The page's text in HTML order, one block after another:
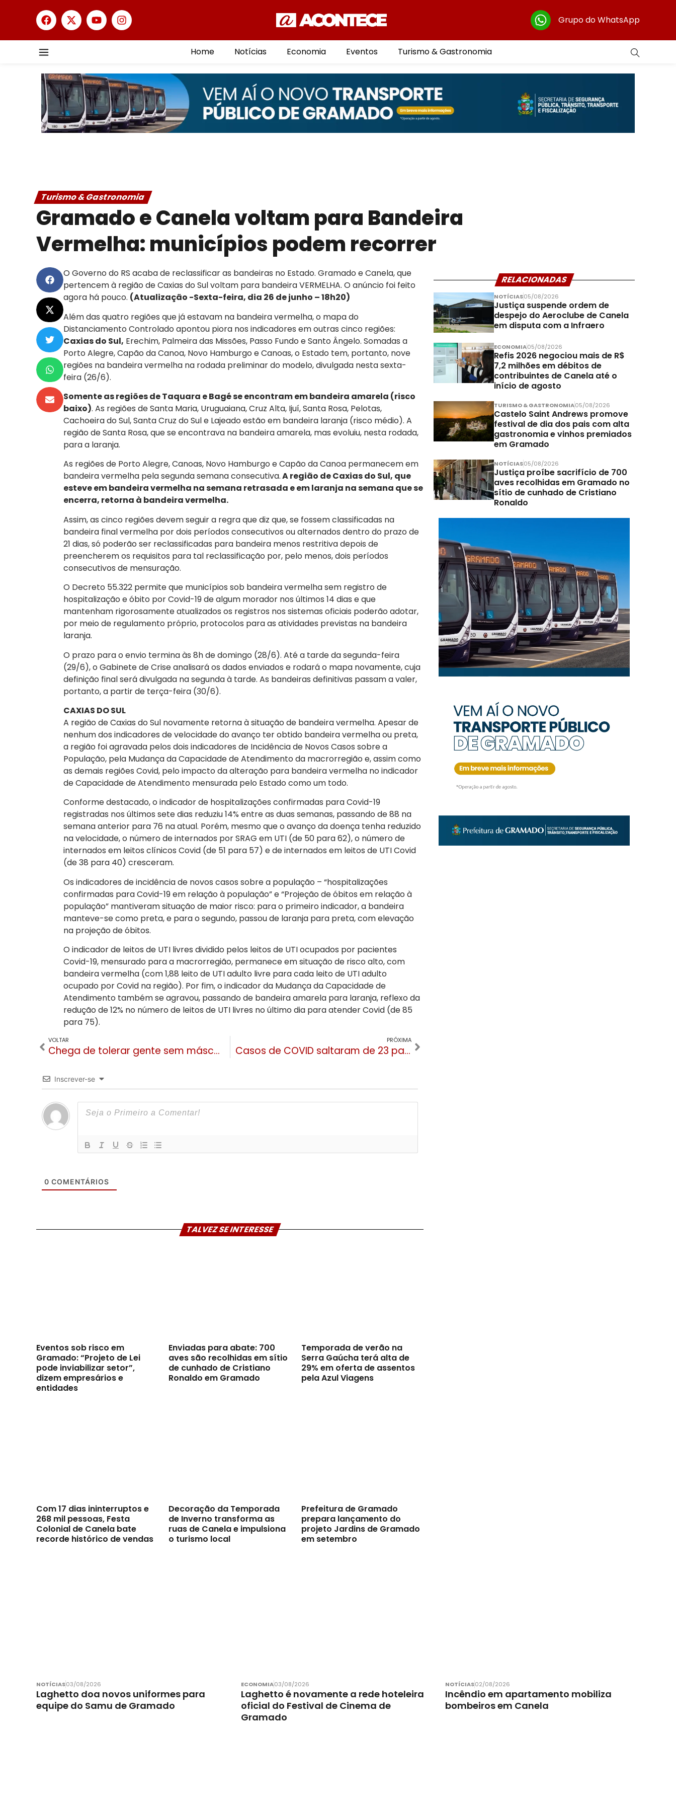
Grupo do WhatsApp
Home Notícias Economia Eventos Turismo & Gastronomia
Turismo & Gastronomia
Gramado e Canela voltam para Bandeira
Vermelha: municípios podem recorrer
O Governo do RS acaba de reclassificar as bandeiras no Estado. Gramado e Canela, que
pertencem à região de Caxias do Sul voltam para bandeira VERMELHA. O anúncio foi feito
agora há pouco. (Atualização -Sexta-feira, dia 26 de junho – 18h20)
Além das quatro regiões que já estavam na bandeira vermelha, o mapa do
Distanciamento Controlado apontou piora nos indicadores em outras cinco regiões:
Caxias do Sul, Erechim, Palmeira das Missões, Passo Fundo e Santo Ângelo. Somadas a
Porto Alegre, Capão da Canoa, Novo Hamburgo e Canoas, o Estado tem, portanto, nove
regiões na bandeira vermelha na rodada preliminar do modelo, divulgada nesta sexta-
feira (26/6).
Somente as regiões de Taquara e Bagé se encontram em bandeira amarela (risco
baixo). As regiões de Santa Maria, Uruguaiana, Cruz Alta, Ijuí, Santa Rosa, Pelotas,
Cachoeira do Sul, Santa Cruz do Sul e Lajeado estão em bandeira laranja (risco médio). A
região de Santa Rosa, que se encontrava na bandeira amarela, mas evoluiu, nesta rodada,
para a laranja.
As regiões de Porto Alegre, Canoas, Novo Hamburgo e Capão da Canoa permanecem em
bandeira vermelha pela segunda semana consecutiva.A região de Caxias do Sul, que
esteve em bandeira vermelha na semana retrasada e em laranja na semana que se
encerra, retorna à bandeira vermelha.
Assim, as cinco regiões devem seguir a regra que diz que, se fossem classificadas na
bandeira final vermelha por dois períodos consecutivos ou alternados dentro do prazo de
21 dias, só poderão ser reclassificadas para bandeira menos restritiva depois de
preencherem os requisitos para tal reclassificação por, pelo menos, dois períodos
consecutivos de mensuração.
O Decreto 55.322 permite que municípios sob bandeira vermelha sem registro de
hospitalização e óbito por Covid-19 de algum morador nos últimos 14 dias e que
mantenham rigorosamente atualizados os registros nos sistemas oficiais poderão adotar,
por meio de regulamento próprio, protocolos para as atividades previstas na bandeira
laranja.
O prazo para o envio termina às 8h de domingo (28/6). Até a tarde da segunda-feira
(29/6), o Gabinete de Crise analisará os dados enviados e rodará o mapa novamente, cuja
definição final será divulgada na segunda à tarde. As bandeiras definitivas passam a valer,
portanto, a partir de terça-feira (30/6).
CAXIAS DO SUL
A região de Caxias do Sul novamente retorna à situação de bandeira vermelha. Apesar de
nenhum dos indicadores de velocidade do avanço ter obtido bandeira vermelha ou preta,
a região foi agravada pelos dois indicadores de Incidência de Novos Casos sobre a
População, pela Mudança da Capacidade de Atendimento da macrorregião e, assim como
as demais regiões Covid, pelo impacto da alteração para bandeira vermelha no indicador
de Capacidade de Atendimento mensurada pelo Estado como um todo.
Conforme destacado, o indicador de hospitalizações confirmadas para Covid-19
registradas nos últimos sete dias reduziu 14% entre as duas semanas, passando de 88 na
semana anterior para 76 na atual. Porém, mesmo que o avanço da doença tenha reduzido
na velocidade, o número de internados por SRAG em UTI (de 50 para 62), o número de
internados em leitos clínicos Covid (de 51 para 57) e de internados em leitos de UTI Covid
(de 38 para 40) cresceram.
Os indicadores de incidência de novos casos sobre a população – “hospitalizações
confirmadas para Covid-19 em relação à população” e “Projeção de óbitos em relação à
população” mantiveram situação de maior risco: para o primeiro indicador, a bandeira
manteve-se como preta, e para o segundo, passou de laranja para preta, com elevação
na projeção de óbitos.
O indicador de leitos de UTI livres dividido pelos leitos de UTI ocupados por pacientes
Covid-19, mensurado para a macrorregião, permanece em situação de risco alto, com
bandeira vermelha (com 1,88 leito de UTI adulto livre para cada leito de UTI adulto
ocupado por Covid na região). Por fim, o indicador da Mudança da Capacidade de
Atendimento também se agravou, passando de bandeira amarela para laranja, reflexo da
redução de 12% no número de leitos de UTI livres no último dia para atender Covid (de 85
para 75).
VOLTAR
Chega de tolerar gente sem máscara em Gramado!
PRÓXIMA
Casos de COVID saltaram de 23 para 55 no mês de junho em Gramado e Canela
Inscrever-se
0 COMENTÁRIOS
TALVEZ SE INTERESSE
Eventos sob risco em
Gramado: “Projeto de Lei
pode inviabilizar setor”,
dizem empresários e
entidades
Enviadas para abate: 700
aves são recolhidas em sítio
de cunhado de Cristiano
Ronaldo em Gramado
Temporada de verão na
Serra Gaúcha terá alta de
29% em oferta de assentos
pela Azul Viagens
Com 17 dias ininterruptos e
268 mil pessoas, Festa
Colonial de Canela bate
recorde histórico de vendas
Decoração da Temporada
de Inverno transforma as
ruas de Canela e impulsiona
o turismo local
Prefeitura de Gramado
prepara lançamento do
projeto Jardins de Gramado
em setembro
RELACIONADAS
NOTÍCIAS05/08/2026
Justiça suspende ordem de
despejo do Aeroclube de Canela
em disputa com a Infraero
ECONOMIA05/08/2026
Refis 2026 negociou mais de R$
7,2 milhões em débitos de
contribuintes de Canela até o
início de agosto
TURISMO & GASTRONOMIA05/08/2026
Castelo Saint Andrews promove
festival de dia dos pais com alta
gastronomia e vinhos premiados
em Gramado
NOTÍCIAS05/08/2026
Justiça proíbe sacrifício de 700
aves recolhidas em Gramado no
sítio de cunhado de Cristiano
Ronaldo
NOTÍCIAS03/08/2026
Laghetto doa novos uniformes para
equipe do Samu de Gramado
ECONOMIA03/08/2026
Laghetto é novamente a rede hoteleira
oficial do Festival de Cinema de
Gramado
NOTÍCIAS02/08/2026
Incêndio em apartamento mobiliza
bombeiros em Canela